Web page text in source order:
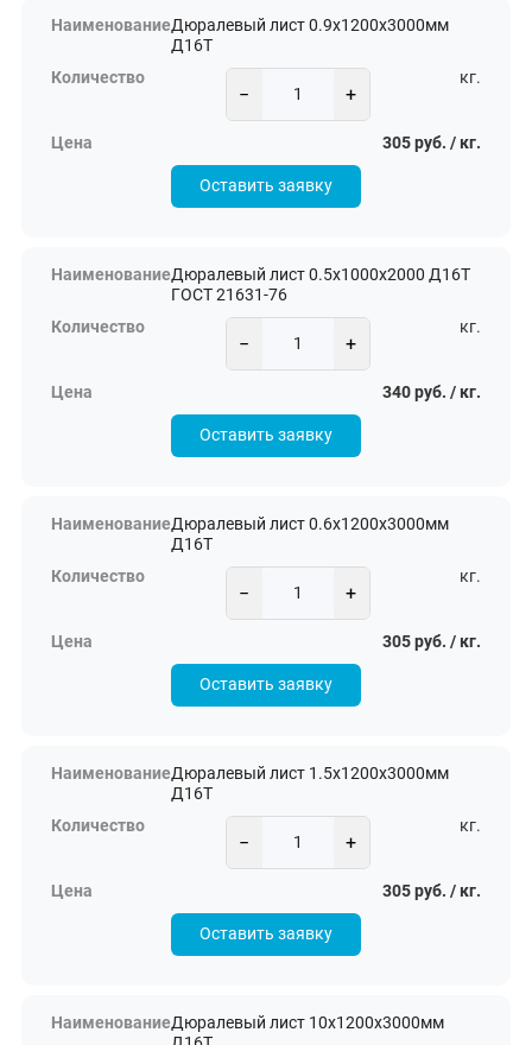
Дюралевый лист 0.9х1200х3000мм
Д16Т
− +
кг.
305 руб. / кг.
Оставить заявку
Дюралевый лист 0.5х1000х2000 Д16Т
ГОСТ 21631-76
− +
кг.
340 руб. / кг.
Оставить заявку
Дюралевый лист 0.6х1200х3000мм
Д16Т
− +
кг.
305 руб. / кг.
Оставить заявку
Дюралевый лист 1.5х1200х3000мм
Д16Т
− +
кг.
305 руб. / кг.
Оставить заявку
Дюралевый лист 10х1200х3000мм